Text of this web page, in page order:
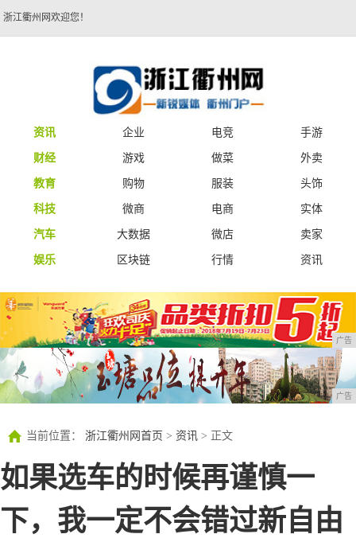
浙江衢州网欢迎您！
资讯 企业 电竞
手游
财经
游戏 做菜
外卖
教育
购物 服装
头饰
科技
微商 电商
实体
汽车
大数据 微店
卖家
娱乐
区块链 行情 资讯
广告
广告
当前位置： 浙江衢州网首页 > 资讯 > 正文
如果选车的时候再谨慎一
下，我一定不会错过新自由